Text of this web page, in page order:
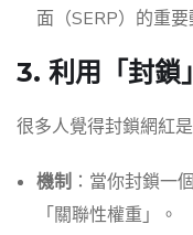
面（SERP）的重要
3. 利用「封鎖
很多人覺得封鎖網紅
機制 ：當你封鎖一
「關聯性權重」。